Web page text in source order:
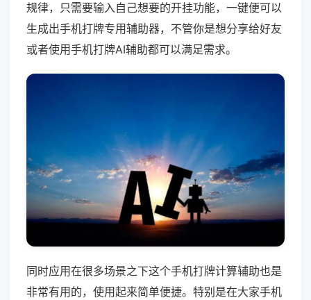
规律，只需要输入自己想要的开挂功能，一键便可以
生成出手机打牌专用辅助器，不管你是想分享给好友
或者使用手机打牌AI辅助都可以满足需求。
同时应用在很多场景之下这个手机打牌计算辅助也是
非常有用的，使用起来简单便捷。特别是在大家手机